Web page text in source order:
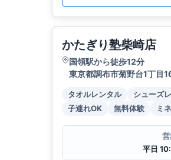
かたぎり塾柴崎店
国領駅から徒歩12分
東京都調布市菊野台1丁目
タオルレンタル シューズ
子連れOK
無料体験 ミ
平日